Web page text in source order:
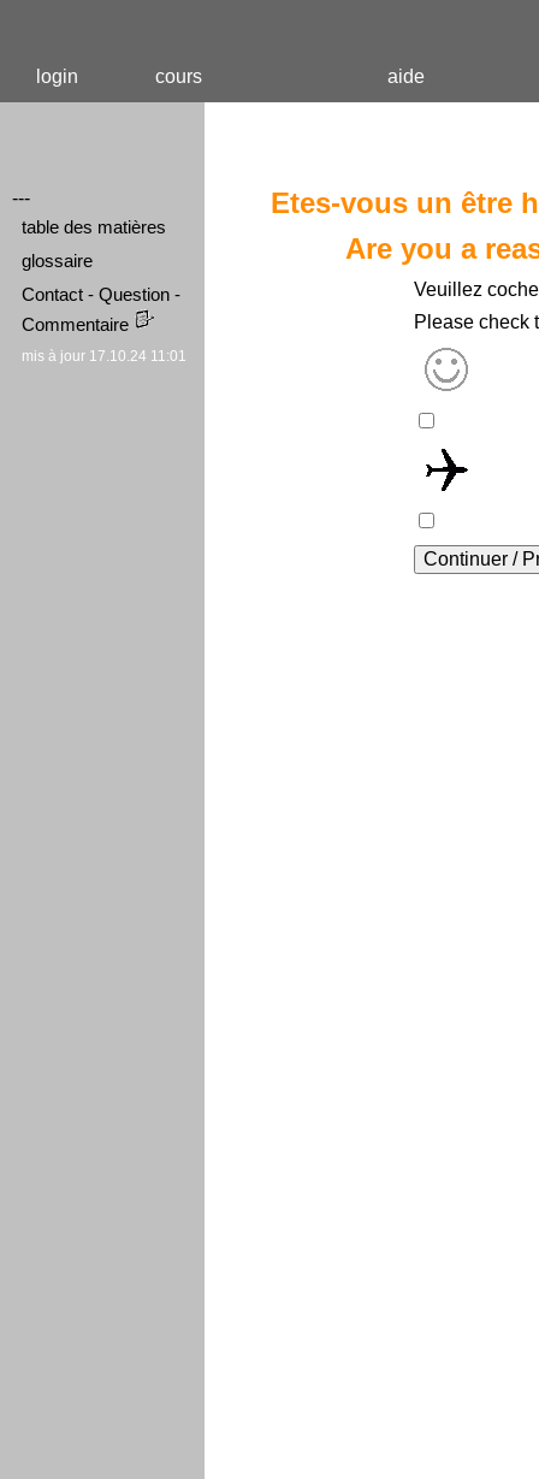
login cours aide
---
table des matières
glossaire
Contact - Question -
Commentaire
mis à jour 17.10.24 11:01
Etes-vous un être
Are you a
Veuillez
Please check